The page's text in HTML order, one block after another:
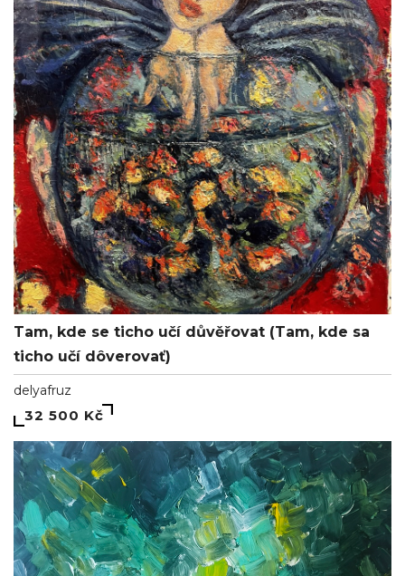
Tam, kde se ticho učí důvěřovat (Tam, kde sa
ticho učí dôverovať)
delyafruz
32 500 Kč